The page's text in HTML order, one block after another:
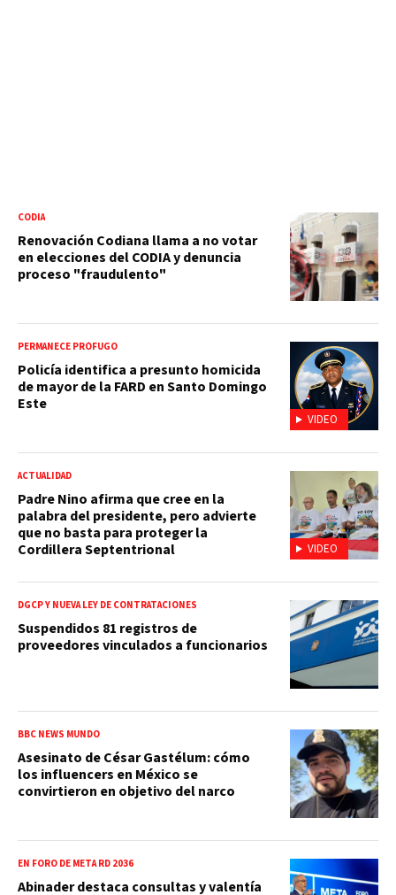
CODIA
Renovación Codiana llama a no votar
en elecciones del CODIA y denuncia
proceso "fraudulento"
VIDEO
PERMANECE PRÓFUGO
Policía identifica a presunto homicida
de mayor de la FARD en Santo Domingo
Este
VIDEO
ACTUALIDAD
Padre Nino afirma que cree en la
palabra del presidente, pero advierte
que no basta para proteger la
Cordillera Septentrional
DGCP Y NUEVA LEY DE CONTRATACIONES
Suspendidos 81 registros de
proveedores vinculados a funcionarios
BBC NEWS MUNDO
Asesinato de César Gastélum: cómo
los influencers en México se
convirtieron en objetivo del narco
EN FORO DE META RD 2036
Abinader destaca consultas y valentía